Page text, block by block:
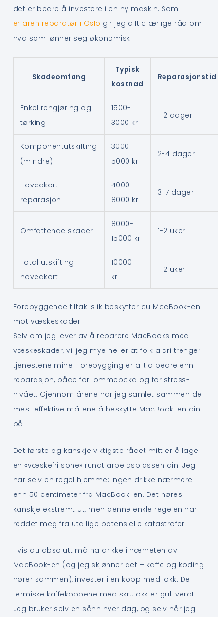
det er bedre å investere i en ny maskin. Som
erfaren reparatør i Oslo gir jeg alltid ærlige råd om
hva som lønner seg økonomisk.
Skadeomfang
Typisk
kostnad
Reparasjonstid
Enkel rengjøring og
tørking
1500-
3000 kr
1-2 dager
Komponentutskifting
(mindre)
3000-
5000 kr
2-4 dager
Hovedkort
reparasjon
4000-
8000 kr
3-7 dager
Omfattende skader
8000-
15000 kr
1-2 uker
Total utskifting
hovedkort
10000+
kr
1-2 uker
Forebyggende tiltak: slik beskytter du MacBook-en
mot væskeskader
Selv om jeg lever av å reparere MacBooks med
væskeskader, vil jeg mye heller at folk aldri trenger
tjenestene mine! Forebygging er alltid bedre enn
reparasjon, både for lommeboka og for stress-
nivået. Gjennom årene har jeg samlet sammen de
mest effektive måtene å beskytte MacBook-en din
på.
Det første og kanskje viktigste rådet mitt er å lage
en «væskefri sone» rundt arbeidsplassen din. Jeg
har selv en regel hjemme: ingen drikke nærmere
enn 50 centimeter fra MacBook-en. Det høres
kanskje ekstremt ut, men denne enkle regelen har
reddet meg fra utallige potensielle katastrofer.
Hvis du absolutt må ha drikke i nærheten av
MacBook-en (og jeg skjønner det – kaffe og koding
hører sammen), invester i en kopp med lokk. De
termiske kaffekoppene med skrulokk er gull verdt.
Jeg bruker selv en sånn hver dag, og selv når jeg